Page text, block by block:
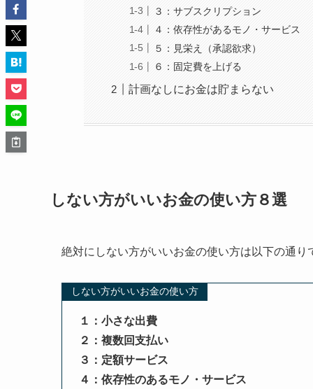
３：サブスクリプション
４：依存性があるモノ・サービス
５：見栄え（承認欲求）
６：固定費を上げる
計画なしにお金は貯まらない
しない方がいいお金の使い方８選
絶対にしない方がいいお金の使い方は以下の通り
しない方がいいお金の使い方
１：小さな出費
２：複数回支払い
３：定額サービス
４：依存性のあるモノ・サービス